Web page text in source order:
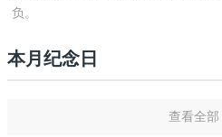
负。
本月纪念日